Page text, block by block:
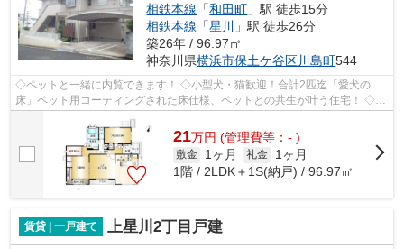
相鉄本線 「和田町 」駅 徒歩15分
相鉄本線 「星川
」駅 徒歩26分
築26年 / 96.97㎡
神奈川県横浜市保土ケ谷区川島町544
◇ペットと一緒に内覧できます！ ◇小型犬・猫歓迎！合計2匹迄「愛犬の
床」ペット用コーティングされた床仕様、ペットとの共生が叶う住宅！ ◇駐
車場１台付き・10.36㎡バイクガレージ付き...
21万円 (管理費等：- )
敷金 1ヶ月 礼金
1ヶ月
1階 / 2LDK＋1S(納戸) / 96.97㎡
賃貸 | 一戸建て 上星川2丁目戸建